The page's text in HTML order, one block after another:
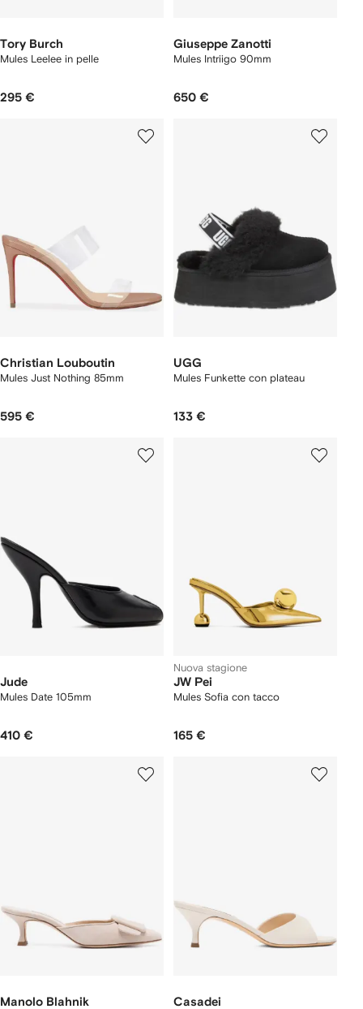
Tory Burch
Mules Leelee in pelle
295 €
Giuseppe Zanotti
Mules Intriigo 90mm
650 €
Christian Louboutin
Mules Just Nothing 85mm
595 €
UGG
Mules Funkette con plateau
133 €
Jude
Mules Date 105mm
410 €
Nuova stagione
JW Pei
Mules Sofia con tacco
165 €
Manolo Blahnik Casadei